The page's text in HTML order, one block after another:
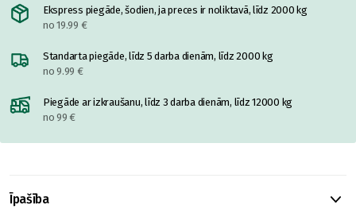
Ekspress piegāde, šodien, ja preces ir noliktavā, līdz 2000 kg
no 19.99 €
Standarta piegāde, līdz 5 darba dienām, līdz 2000 kg
no 9.99 €
Piegāde ar izkraušanu, līdz 3 darba dienām, līdz 12000 kg
no 99 €
Īpašība